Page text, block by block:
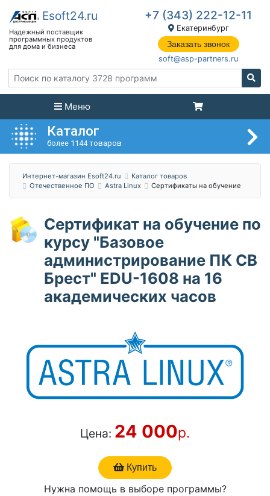
+7 (343) 222-12-11
Екатеринбург
Заказать звонок
soft@asp-partners.ru
Меню
Каталог
более 1144 товаров
Интернет-магазин Esoft24.ru
Каталог товаров
Отечественное ПО
Astra Linux Сертификаты на обучение
Сертификат на обучение по
курсу "Базовое
администрирование ПК СВ
Брест" EDU-1608 на 16
академических часов
Цена: 24 000р.
Купить
Нужна помощь в выборе программы?